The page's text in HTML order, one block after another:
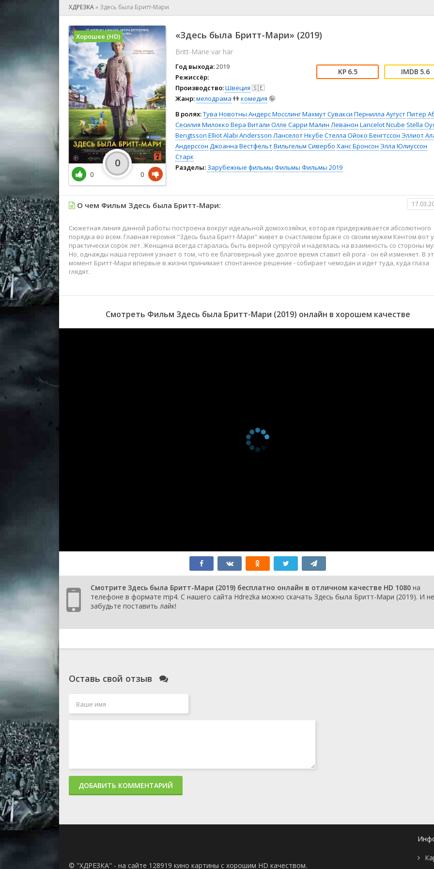
🕺 Мюзикл
👨‍💼 Новости
👨‍💻 Реальное тв
🎤 Ток-шоу
😱 Ужасы
🧙‍♀️ Фантастика
🤠 Фильм-нуар
🧝‍♂️ Фэнтези
🏅 Церемония
ХДРЕЗКА» Здесь была Бритт-Мари
«Здесь была Бритт-Мари» (2019)
Britt-Marie var här
Год выхода:2019
Режиссёр:
Производство:Швеция 🇸🇪
Жанр:мелодрама 👫комедия 🤪
6.5 5.6
В ролях:Тува Новотны Андерс МосслингМахмут Сувакси Пернилла АугустПитер
Сесилия Милокко Вера Витали Олле Сарри Малин Леванон Lancelot Ncube Stella
Bengtsson Elliot Alabi Andersson Ланселот Нкубе Стелла Ойоко Бенгтссон Эллиот
Андерссон Джоанна ВестфельтВильгельм Сивербо Ханс Бронсон Элла Юлиуссон
Старк
Разделы: Зарубежные фильмы Фильмы Фильмы 2019
Хорошее (HD)
0
0
0
О чем Фильм Здесь была Бритт-Мари:
Сюжетная линия данной работы построена вокруг идеальной домохозяйки, которая придерживается абсолютного
порядка во всем. Главная героиня "Здесь была Бритт-Мари" живет в счастливом браке со своим мужем Кентом вот
практически сорок лет. Женщина всегда старалась быть верной супругой и надеялась на взаимность со стороны
Но, однажды наша героиня узнает о том, что ее благоверный уже долгое время ставит ей рога - он ей изменяет. В
момент Бритт-Мари впервые в жизни принимает спонтанное решение - собирает чемодан и идет туда, куда глаза
глядят.
Смотреть Фильм Здесь была Бритт-Мари (2019) онлайн в хорошем качестве
Смотрите Здесь была Бритт-Мари (2019) бесплатно онлайн в отличном качестве HD 1080 на
телефоне в формате mp4. С нашего сайта Hdrezka можно скачать Здесь была Бритт-Мари (2019). И не
забудьте поставить лайк!
Оставь свой отзыв
ДОБАВИТЬ КОММЕНТАРИЙ
© "ХДРЕЗКА" - на сайте 128919 кино картины с хорошим HD качеством.